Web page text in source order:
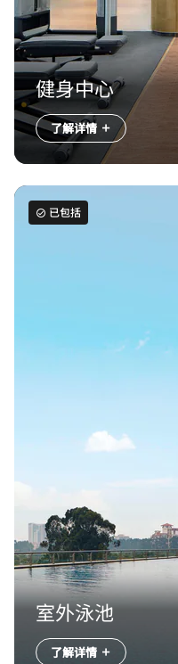
健身中心
了解详情
已包括
室外泳池
了解详情